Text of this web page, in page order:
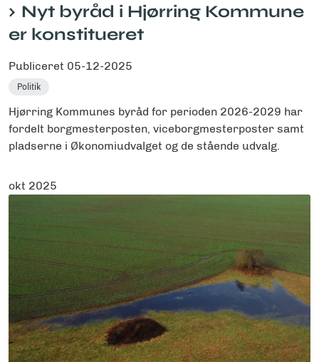
Nyt byråd i Hjørring Kommune
er konstitueret
Publiceret 05-12-2025
Politik
Hjørring Kommunes byråd for perioden 2026-2029 har
fordelt borgmesterposten, viceborgmesterposter samt
pladserne i Økonomiudvalget og de stående udvalg.
okt 2025